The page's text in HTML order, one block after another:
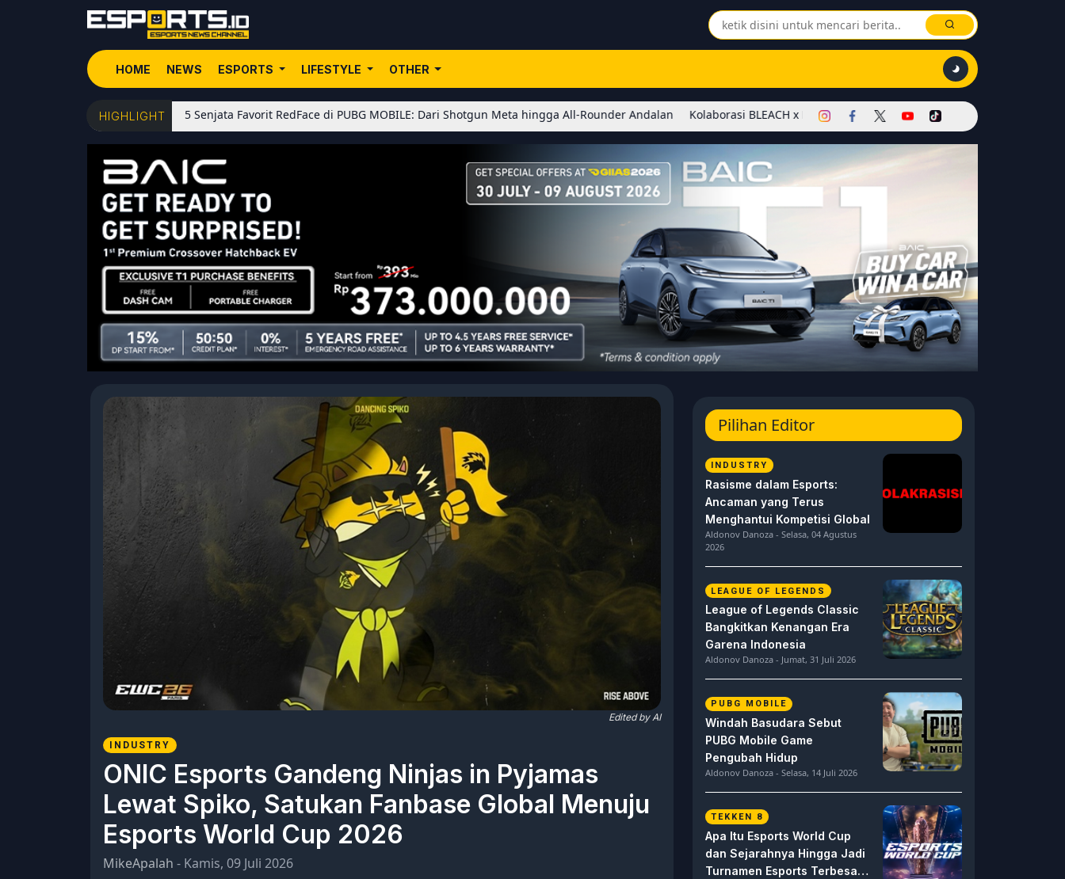
HOME NEWS ESPORTS LIFESTYLE OTHER
HIGHLIGHT
5 Senjata Favorit RedFace di PUBG MOBILE: Dari Shotgun Meta hingga All-Rounder Andalan Kolaborasi BLEACH x Honor of Kings Dimulai! Hadirkan Skin Soul Reaper, Mode Khusus,
Edited by AI
INDUSTRY
ONIC Esports Gandeng Ninjas in Pyjamas
Lewat Spiko, Satukan Fanbase Global Menuju
Esports World Cup 2026
MikeApalah - Kamis, 09 Juli 2026
Pilihan Editor
INDUSTRY
Rasisme dalam Esports:
Ancaman yang Terus
Menghantui Kompetisi Global
Aldonov Danoza - Selasa, 04 Agustus
2026
LEAGUE OF LEGENDS
League of Legends Classic
Bangkitkan Kenangan Era
Garena Indonesia
Aldonov Danoza - Jumat, 31 Juli 2026
PUBG MOBILE
Windah Basudara Sebut
PUBG Mobile Game
Pengubah Hidup
Aldonov Danoza - Selasa, 14 Juli 2026
TEKKEN 8
Apa Itu Esports World Cup
dan Sejarahnya Hingga Jadi
Turnamen Esports Terbesar